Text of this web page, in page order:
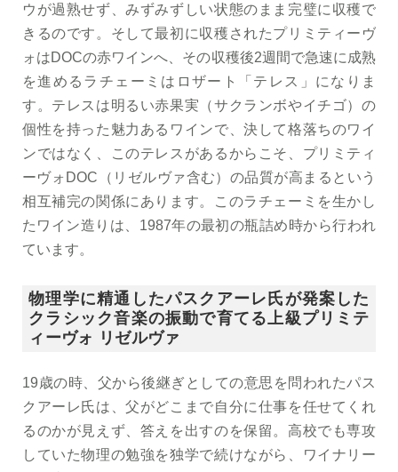
ウが過熟せず、みずみずしい状態のまま完璧に収穫で
きるのです。そして最初に収穫されたプリミティーヴ
ォはDOCの赤ワインへ、その収穫後2週間で急速に成熟
を進めるラチェーミはロザート「テレス」になりま
す。テレスは明るい赤果実（サクランボやイチゴ）の
個性を持った魅力あるワインで、決して格落ちのワイ
ンではなく、このテレスがあるからこそ、プリミティ
ーヴォDOC（リゼルヴァ含む）の品質が高まるという
相互補完の関係にあります。このラチェーミを生かし
たワイン造りは、1987年の最初の瓶詰め時から行われ
ています。
物理学に精通したパスクアーレ氏が発案した
クラシック音楽の振動で育てる上級プリミテ
ィーヴォ リゼルヴァ
19歳の時、父から後継ぎとしての意思を問われたパス
クアーレ氏は、父がどこまで自分に仕事を任せてくれ
るのかが見えず、答えを出すのを保留。高校でも専攻
していた物理の勉強を独学で続けながら、ワイナリー